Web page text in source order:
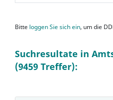
Bitte loggen Sie sich ein, um die
Suchresultate in
(9459 Treffer):